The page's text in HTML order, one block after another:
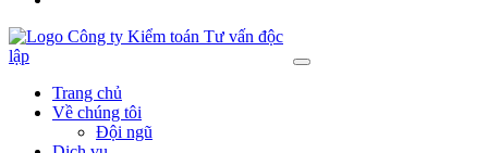
Trang chủ
Về chúng tôi
Đội ngũ